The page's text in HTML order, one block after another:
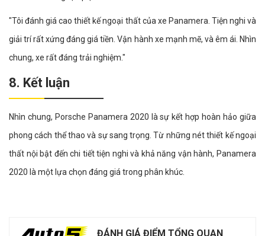
"Tôi đánh giá cao thiết kế ngoại thất của xe Panamera. Tiện nghi và
giải trí rất xứng đáng giá tiền. Vận hành xe mạnh mẽ, và êm ái. Nhìn
chung, xe rất đáng trải nghiệm."
8. Kết luận
Nhìn chung, Porsche Panamera 2020 là sự kết hợp hoàn hảo giữa
phong cách thể thao và sự sang trọng. Từ những nét thiết kế ngoại
thất nội bật đến chi tiết tiện nghi và khả năng vận hành, Panamera
2020 là một lựa chọn đáng giá trong phân khúc.
ĐÁNH GIÁ ĐIỂM TỔNG QUAN